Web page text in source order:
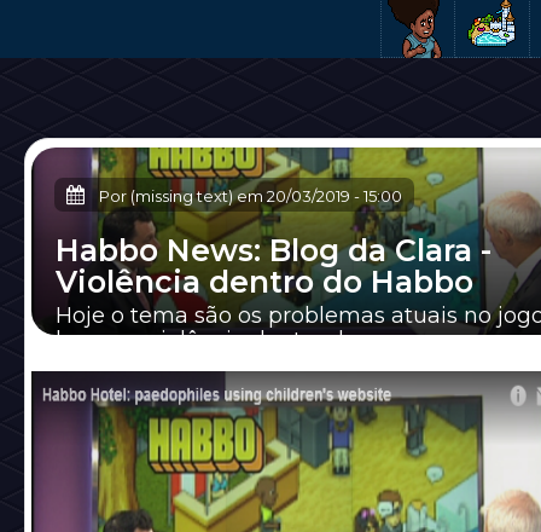
Por (missing text) em 20/03/2019 -15:00
Habbo News: Blog da Clara -
Violência dentro do Habbo
Hoje o tema são os problemas atuais no
levam a violência dentro do mesmo.